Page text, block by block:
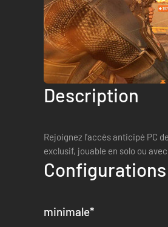
Description
Rejoignez l'accès anticipé PC
exclusif, jouable en solo ou
Configurations
minimale*